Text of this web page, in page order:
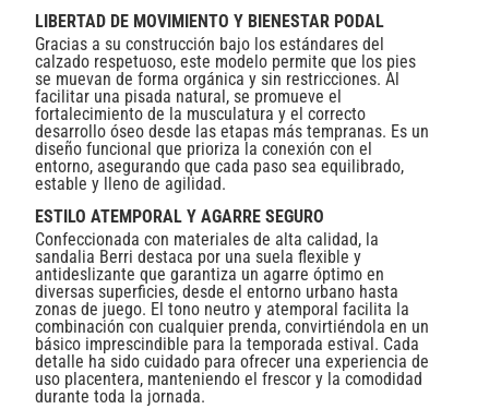
LIBERTAD DE MOVIMIENTO Y BIENESTAR PODAL
Gracias a su construcción bajo los estándares del
calzado respetuoso, este modelo permite que los pies
se muevan de forma orgánica y sin restricciones. Al
facilitar una pisada natural, se promueve el
fortalecimiento de la musculatura y el correcto
desarrollo óseo desde las etapas más tempranas. Es un
diseño funcional que prioriza la conexión con el
entorno, asegurando que cada paso sea equilibrado,
estable y lleno de agilidad.
ESTILO ATEMPORAL Y AGARRE SEGURO
Confeccionada con materiales de alta calidad, la
sandalia Berri destaca por una suela flexible y
antideslizante que garantiza un agarre óptimo en
diversas superficies, desde el entorno urbano hasta
zonas de juego. El tono neutro y atemporal facilita la
combinación con cualquier prenda, convirtiéndola en un
básico imprescindible para la temporada estival. Cada
detalle ha sido cuidado para ofrecer una experiencia de
uso placentera, manteniendo el frescor y la comodidad
durante toda la jornada.